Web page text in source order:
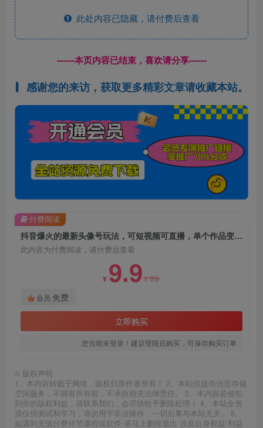
此处内容已隐藏，请付费后查看
------本页内容已结束，喜欢请分享------
感谢您的来访，获取更多精彩文章请收藏本站。
抖音爆火的最新头像号玩法，可短视频可直播，单个作品变现300-500，手机可做，适合小白【揭秘】
此内容为付费阅读，请付费后查看
¥ 9.9¥99
会员 免费
立即购买
您当前未登录！建议登陆后购买，可保存购买订单
付费阅读
© 版权声明
1、本内容转载于网络，版权归原作者所有！ 2、本站仅提供信息存储
空间服务，不拥有所有权，不承担相关法律责任。 3、本内容若侵犯
到你的版权利益，请联系我们，会尽快给予删除处理！ 4、本站全资
源仅供测试和学习，请勿用于非法操作，一切后果与本站无关。 5、
如遇到充值付费环节课程或软件 请马上删除退出 涉及自身权益/利益